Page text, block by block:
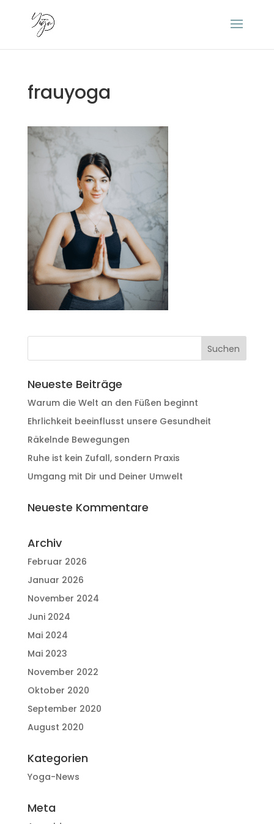
frauyoga
Neueste Beiträge
Warum die Welt an den Füßen beginnt
Ehrlichkeit beeinflusst unsere Gesundheit
Räkelnde Bewegungen
Ruhe ist kein Zufall, sondern Praxis
Umgang mit Dir und Deiner Umwelt
Neueste Kommentare
Archiv
Februar 2026
Januar 2026
November 2024
Juni 2024
Mai 2024
Mai 2023
November 2022
Oktober 2020
September 2020
August 2020
Kategorien
Yoga-News
Meta